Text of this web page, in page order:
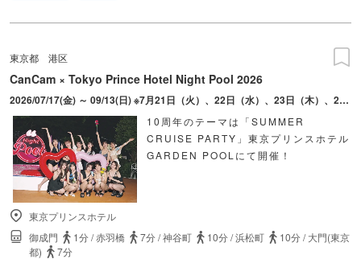
東京都 港区
CanCam × Tokyo Prince Hotel Night Pool 2026
2026/07/17(金) ～ 09/13(日) ※7月21日（火）、22日（水）、23日（木）、27日（月）、28日（火）、29日（水）、30日（木）は営業されません。
10周年のテーマは「SUMMER
CRUISE PARTY」東京プリンスホテル
GARDEN POOLにて開催！
東京プリンスホテル
御成門
1分/赤羽橋 7分/神谷町 10分/浜松町 10分/大門(東京
都)
7分